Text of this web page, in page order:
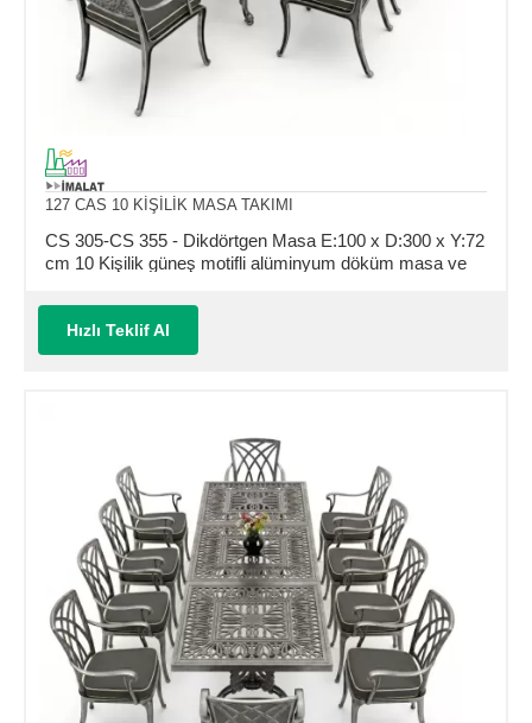
127 CAS 10 KİŞİLİK MASA TAKIMI
CS 305-CS 355 - Dikdörtgen Masa E:100 x D:300 x Y:72
cm 10 Kişilik güneş motifli alüminyum döküm masa ve
Hızlı Teklif Al